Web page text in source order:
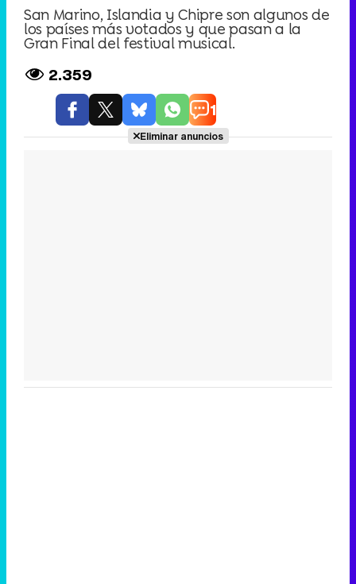
San Marino, Islandia y Chipre son algunos de
los países más votados y que pasan a la
Gran Final del festival musical.
2.359
1
Eliminar anuncios